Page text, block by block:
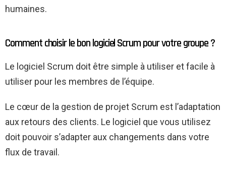
humaines.
Comment choisir le bon logiciel Scrum pour votre groupe ?
Le logiciel Scrum doit être simple à utiliser et facile à
utiliser pour les membres de l’équipe.
Le cœur de la gestion de projet Scrum est l’adaptation
aux retours des clients. Le logiciel que vous utilisez
doit pouvoir s’adapter aux changements dans votre
flux de travail.